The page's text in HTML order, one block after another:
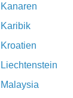
Kanaren
Karibik
Kroatien
Liechtenstein
Malaysia